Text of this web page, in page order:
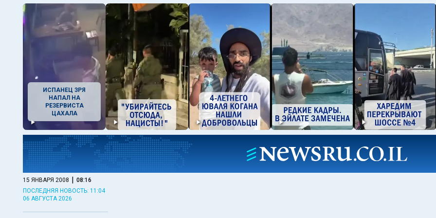
ИСПАНЕЦ ЗРЯ
НАПАЛ НА
РЕЗЕРВИСТА
ЦАХАЛА
15 ЯНВАРЯ 2008 | 08:16
ПОСЛЕДНЯЯ НОВОСТЬ: 11:04
06 АВГУСТА 2026